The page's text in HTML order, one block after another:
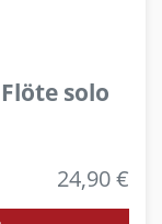
solo
24,90 €